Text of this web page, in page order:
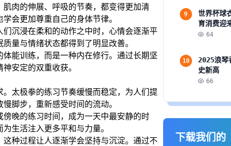
肉的伸展、呼吸的节奏，都变得更加清
会更加尊重自己的身体节律。
沉浸在柔和的动作之中时，心情会逐渐平
量与情绪状态都得到了明显改善。
能训练，而是一种内在修行。通过长期坚
安定的双重收获。
太极拳的练习节奏缓慢而稳定，为人们提
脚步，重新感受时间的流动。
晚的练习时间，成为一天中最安静的时
生活注入更多平和与力量。
种过程让人逐渐学会坚持与沉淀。通过不
9
世界杯球
育消费迎
64
10
2025浪琴
史新高
66
下载我们的